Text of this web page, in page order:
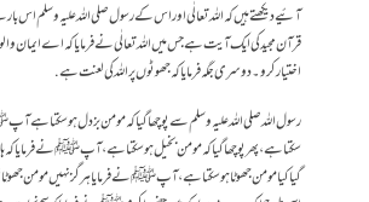
آئیے دیکھتے ہیں کہ اللہ تعالٰی اور اس کے رسول صلی اللہ علیہ وسلم اس
قرآن مجید کی ایک آیت ہے جس میں اللہ تعالٰی نے فرمایا کہ اے ایمان
اختیار کرو۔ دوسری جگہ فرمایا کہ جھوٹوں پر اللہ کی لعنت ہے.
رسول اللہ صلی اللہ عليہ وسلم سے پوچھا گیا کہ مومن بزدل ہو سکتا ہے
سکتا ہے، پھر پوچھا گیا کہ مومن بخیل ہو سکتا ہے، آپﷺ نے فرمایا کہ
گیا کیا مومن جھوٹا ہو سکتا ہے، آپﷺ نے فرمایا ہرگز نہیں مومن جھوٹا